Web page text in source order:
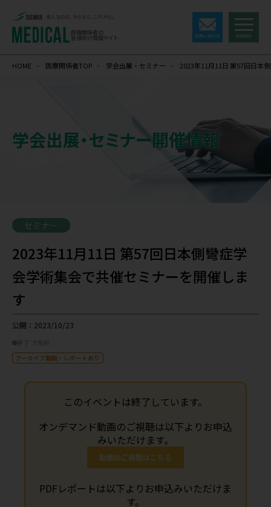
支えるのは、からだと、これから。
医療関係者の
皆様向け情報サイト
HOME > 医療関係者TOP > 学会出展・セミナー > 2023年11月11日 第57回日本
学会出展・セミナー開催情報
セミナー
2023年11月11日 第57回日本側彎症学
会学術集会で共催セミナーを開催しま
す
公開：2023/10/23
アーカイブ動画・レポートあり
このイベントは終了しています。
オンデマンド動画のご視聴は以下よりお申込
みいただけます。
動画のご視聴はこちら
PDFレポートは以下よりお申込みいただけま
す。